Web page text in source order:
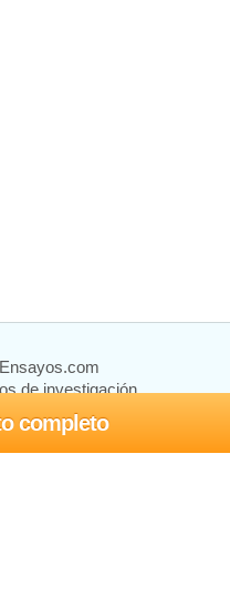
completo
de investigación